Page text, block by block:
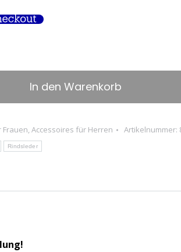
In den Warenkorb
Frauen, Accessoires für Herren Artikelnummer:
Rindsleder